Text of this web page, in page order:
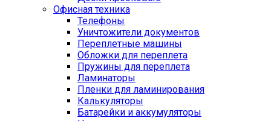
Офисная техника
Телефоны
Уничтожители документов
Переплетные машины
Обложки для переплета
Пружины для переплета
Ламинаторы
Пленки для ламинирования
Калькуляторы
Батарейки и аккумуляторы